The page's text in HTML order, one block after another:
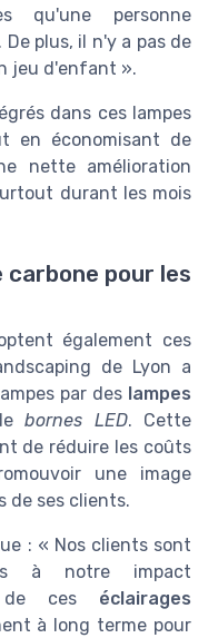
qu'une personne
plus, il n'y a pas de
jeu d'enfant ».
dans ces lampes
en économisant de
nette amélioration
durant les mois
pour les
également ces
de Lyon a
par des lampes
bornes LED. Cette
de réduire les coûts
une image
de ses clients.
: « Nos clients sont
à notre impact
de ces éclairages
à long terme pour